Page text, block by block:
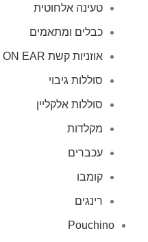
טעינה אלחוטית
כבלים ומתאמים
אוזניות קשת ON EAR
סוללות גיבוי
סוללות אלקליין
מקלדות
עכברים
קומבו
רינגים
Pouchino